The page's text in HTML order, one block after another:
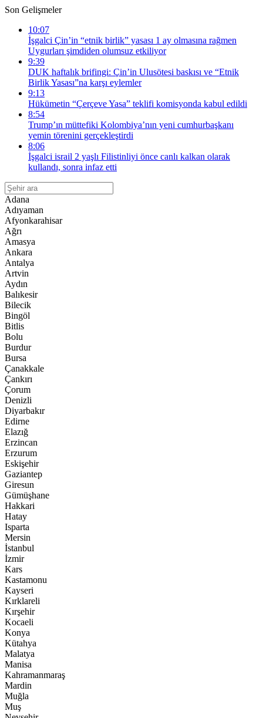
Son Gelişmeler
10:07
İşgalci Çin’in “etnik birlik” yasası 1 ay olmasına rağmen
Uygurları şimdiden olumsuz etkiliyor
9:39
DUK haftalık brifingi: Çin’in Ulusötesi baskısı ve “Etnik
Birlik Yasası”na karşı eylemler
9:13
Hükümetin “Çerçeve Yasa” teklifi komisyonda kabul edildi
8:54
Trump’ın müttefiki Kolombiya’nın yeni cumhurbaşkanı
yemin törenini gerçekleştirdi
8:06
İşgalci israil 2 yaşlı Filistinliyi önce canlı kalkan olarak
kullandı, sonra infaz etti
Adana
Adıyaman
Afyonkarahisar
Ağrı
Amasya
Ankara
Antalya
Artvin
Aydın
Balıkesir
Bilecik
Bingöl
Bitlis
Bolu
Burdur
Bursa
Çanakkale
Çankırı
Çorum
Denizli
Diyarbakır
Edirne
Elazığ
Erzincan
Erzurum
Eskişehir
Gaziantep
Giresun
Gümüşhane
Hakkari
Hatay
Isparta
Mersin
İstanbul
İzmir
Kars
Kastamonu
Kayseri
Kırklareli
Kırşehir
Kocaeli
Konya
Kütahya
Malatya
Manisa
Kahramanmaraş
Mardin
Muğla
Muş